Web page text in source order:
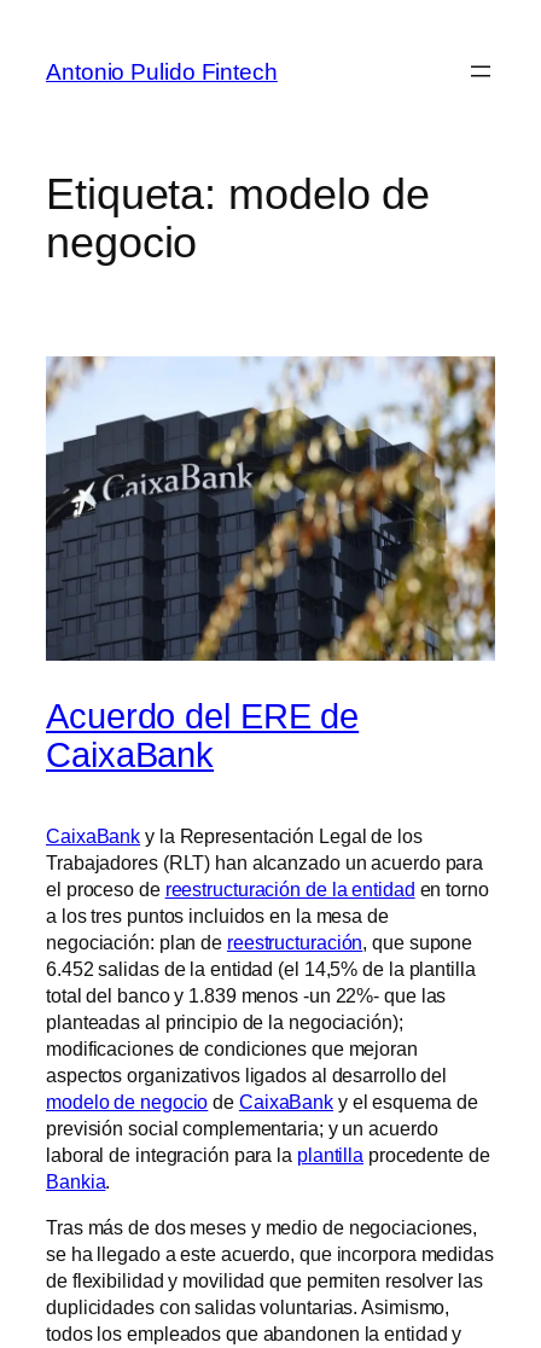
Antonio Pulido Fintech
Etiqueta: modelo de
negocio
Acuerdo del ERE de
CaixaBank
CaixaBank y la Representación Legal de los
Trabajadores (RLT) han alcanzado un acuerdo para
el proceso de reestructuración de la entidad en torno
a los tres puntos incluidos en la mesa de
negociación: plan de reestructuración, que supone
6.452 salidas de la entidad (el 14,5% de la plantilla
total del banco y 1.839 menos -un 22%- que las
planteadas al principio de la negociación);
modificaciones de condiciones que mejoran
aspectos organizativos ligados al desarrollo del
modelo de negocio de CaixaBank y el esquema de
previsión social complementaria; y un acuerdo
laboral de integración para la plantilla procedente de
Bankia.
Tras más de dos meses y medio de negociaciones,
se ha llegado a este acuerdo, que incorpora medidas
de flexibilidad y movilidad que permiten resolver las
duplicidades con salidas voluntarias. Asimismo,
todos los empleados que abandonen la entidad y